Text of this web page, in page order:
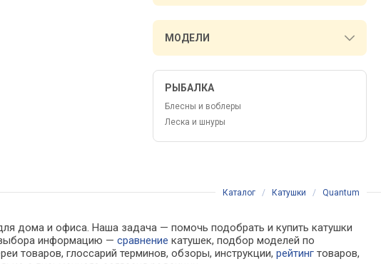
МОДЕЛИ
РЫБАЛКА
Блесны и воблеры
Леска и шнуры
Каталог / Катушки / Quantum
дома и офиса. Наша задача — помочь подобрать и купить катушки
выбора информацию —сравнение катушек, подбор моделей по
товаров, глоссарий терминов, обзоры, инструкции,рейтинг товаров,